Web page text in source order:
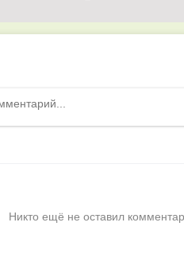
Никто ещё не оставил